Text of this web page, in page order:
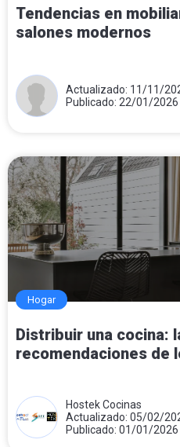
Tendencias en
salones modernos
Actualizado: 11/11/
Publicado: 22/01/2026
Hogar
Distribuir una cocina:
recomendaciones de
Hostek Cocinas
Actualizado: 05/02/
Publicado: 01/01/2026